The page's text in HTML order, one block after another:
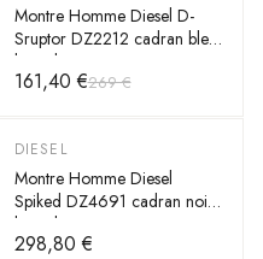
Montre Homme Diesel D-
Sruptor DZ2212 cadran bleu
bracelet acier
161,40 €269 €
DIESEL
Montre Homme Diesel
Spiked DZ4691 cadran noir
bracelet acier
298,80 €